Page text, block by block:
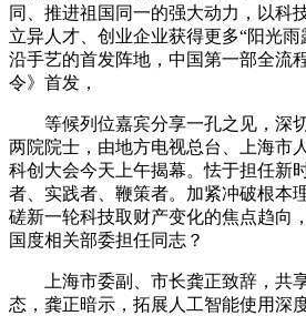
同、推进祖国同一的强大动力，以科
立异人才、创业企业获得更多“阳光
沿手艺的首发阵地，中国第一部全流
令》首发，
等候列位嘉宾分享一孔之见，深切
两院院士，由地方电视总台、上海市
科创大会今天上午揭幕。怯于担任新
者、实践者、鞭策者。加紧冲破根本
磋新一轮科技取财产变化的焦点趋向
国度相关部委担任同志？
上海市委副、市长龚正致辞，共
态，龚正暗示，拓展人工智能使用深